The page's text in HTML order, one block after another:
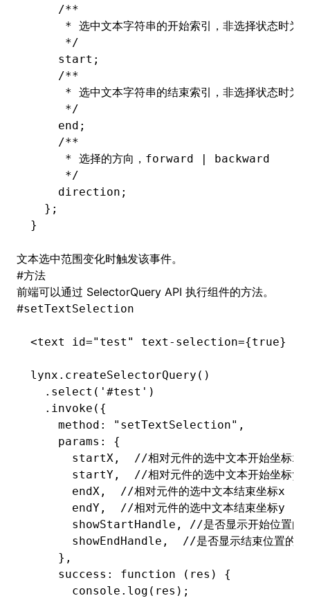
    /**
* 选中文本字符串的开始索引，非选择状态时为
     */
    start;
    /**
* 选中文本字符串的结束索引，非选择状态时为
     */
    end;
    /**
     * 选择的方向，forward | backward
     */
    direction;
  };
}
文本选中范围变化时触发该事件。
#方法
前端可以通过 SelectorQuery API 执行组件的方法。
#setTextSelection
<text id="test" text - selection={true}
lynx .createSelectorQuery ()
  .select
( '#test' )
  .invoke
({
    method
: "setTextSelection" ,
    params
:
{
      startX
,
  //相对元件的选中文本开始坐标x
      startY
,
  //相对元件的选中文本开始坐标y
      endX
,
  //相对元件的选中文本结束坐标x
      endY
,
  //相对元件的选中文本结束坐标y
      showStartHandle
,
//是否显示开始位置的
      showEndHandle
,
//是否显示结束位置的浮
    }
,
    success
: function (res) {
      console
.log (res);